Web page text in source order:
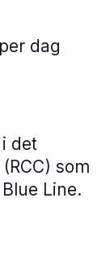
dag
det
som
Line.